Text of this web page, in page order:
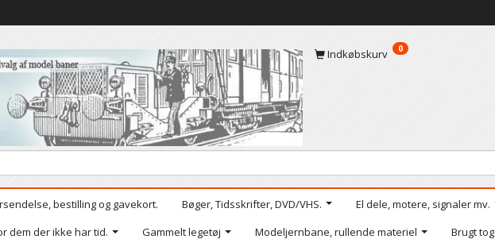
Indkøbskurv 0
bestilling og gavekort. Bøger, Tidsskrifter, DVD/VHS.
El dele, motere, signaler mv.
dem der ikke har tid. Gammelt legetøj Modeljernbane, rullende materiel
Brugt tog